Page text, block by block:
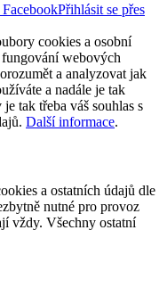
Přihlásit se přes
cookies a osobní
webových
a analyzovat jak
a nadále je tak
tak třeba váš souhlas s
Další informace.
a ostatních údajů dle
nutné pro provoz
vždy. Všechny ostatní